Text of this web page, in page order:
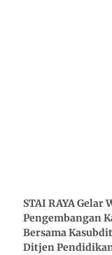
STAI RAYA Gelar
Pengembangan
Bersama
Ditjen